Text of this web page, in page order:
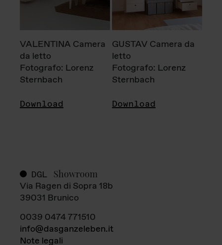
VALENTINA Camera
da letto
Fotografo: Lorenz
Sternbach
Download
GUSTAV Camera da
letto
Fotografo: Lorenz
Sternbach
Download
DGL Showroom
Via Ragen di Sopra 18b
39031 Brunico
0039 0474 771510
info@dasganzeleben.it
Note legali